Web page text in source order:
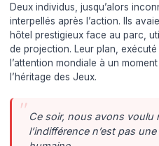
Deux individus, jusqu’alors
interpellés après l’action. Ils
hôtel prestigieux face au parc,
de projection. Leur plan,
l’attention mondiale à un
l’héritage des Jeux.
Ce soir, nous avons voulu
l’indifférence n’est pas